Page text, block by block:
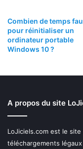
Combien de temps
pour réinitialiser un
ordinateur portable
Windows 10 ?
A propos du site
LoJiciels.com est le
téléchargements